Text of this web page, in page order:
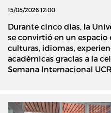
15/05/2026 12:00
Durante cinco días, la
se convirtió en un
culturas, idiomas,
académicas gracias a la
Semana Internacional UCR